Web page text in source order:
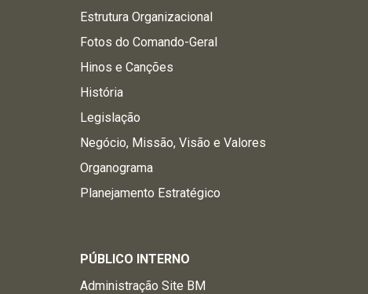
Estrutura Organizacional
Fotos do Comando-Geral
Hinos e Canções
História
Legislação
Negócio, Missão, Visão e Valores
Organograma
Planejamento Estratégico
PÚBLICO INTERNO
Administração Site BM